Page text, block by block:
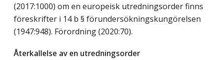
(2017:1000) om en europeisk utredningsorder finns
föreskrifter i 14 b § förundersökningskungörelsen
(1947:948). Förordning (2020:70).
Återkallelse av en utredningsorder